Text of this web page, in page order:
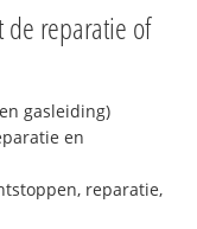
reparatie of
gasleiding)
en
reparatie,